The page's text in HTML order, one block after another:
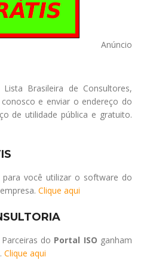
Anúncio
Brasileira de Consultores,
e enviar o endereço do
de utilidade pública e gratuito.
você utilizar o software do
Clique aqui
do Portal ISO ganham
Clique aqui